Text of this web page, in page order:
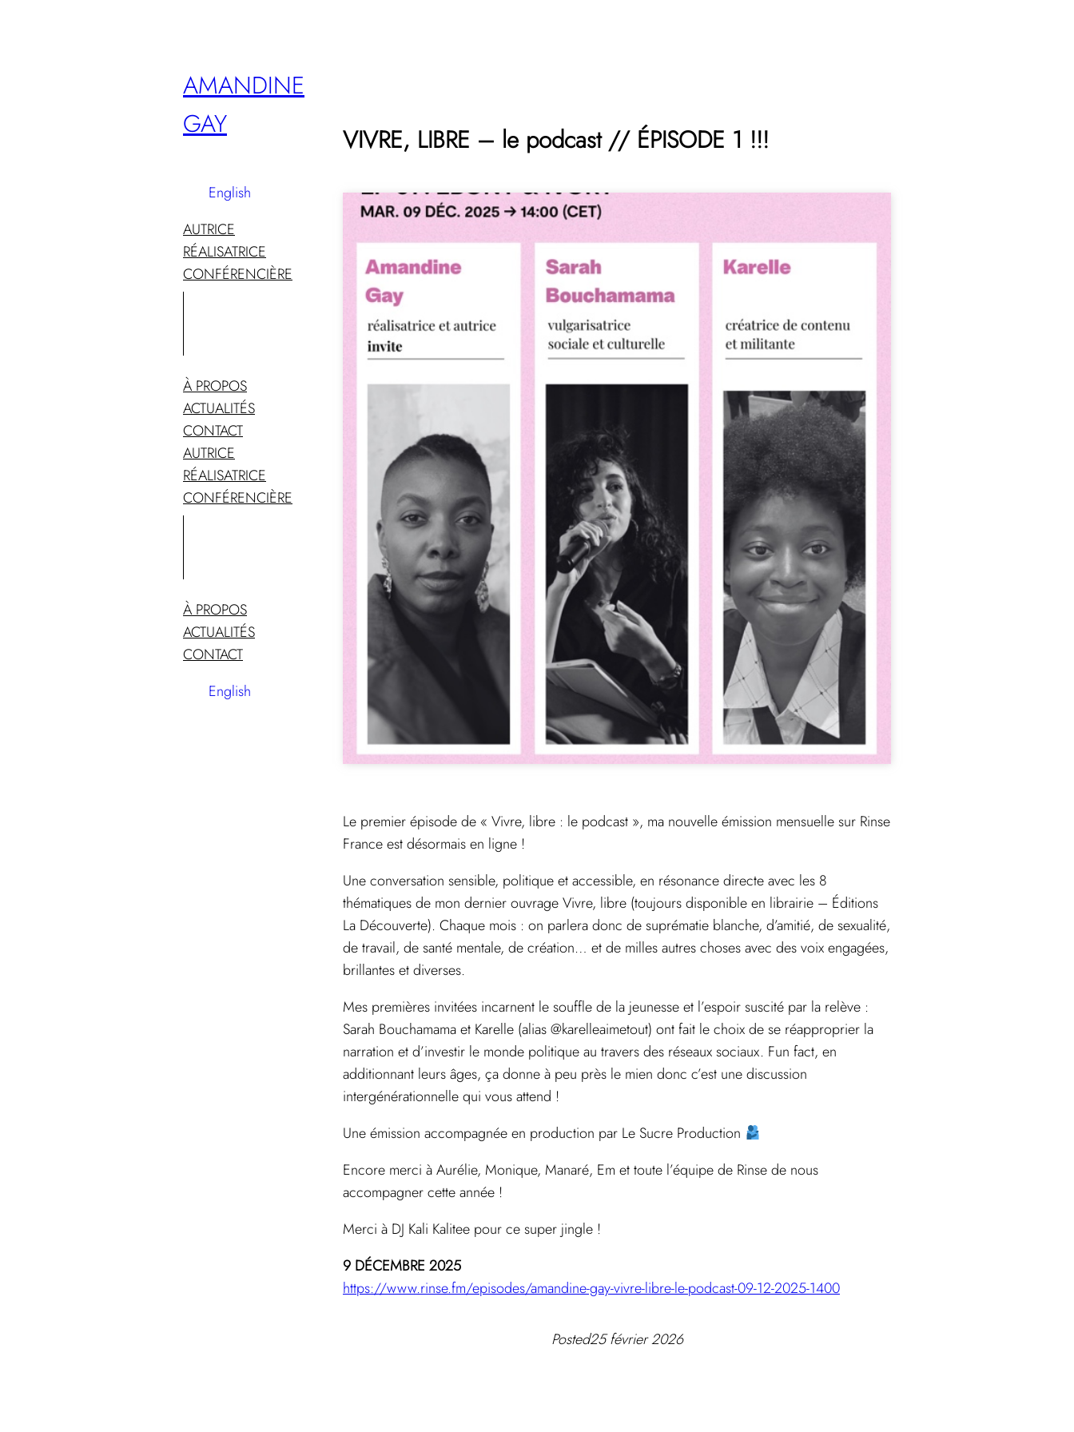
AMANDINE
GAY
English
AUTRICE
RÉALISATRICE
CONFÉRENCIÈRE
À PROPOS
ACTUALITÉS
CONTACT
AUTRICE
RÉALISATRICE
CONFÉRENCIÈRE
À PROPOS
ACTUALITÉS
CONTACT
English
VIVRE, LIBRE – le podcast // ÉPISODE 1 !!!
Le premier épisode de « Vivre, libre : le podcast », ma nouvelle émission mensuelle sur Rinse
France est désormais en ligne !
Une conversation sensible, politique et accessible, en résonance directe avec les 8
thématiques de mon dernier ouvrage Vivre, libre (toujours disponible en librairie – Éditions
La Découverte). Chaque mois : on parlera donc de suprématie blanche, d’amitié, de sexualité,
de travail, de santé mentale, de création… et de milles autres choses avec des voix engagées,
brillantes et diverses.
Mes premières invitées incarnent le souffle de la jeunesse et l’espoir suscité par la relève :
Sarah Bouchamama et Karelle (alias @karelleaimetout) ont fait le choix de se réapproprier la
narration et d’investir le monde politique au travers des réseaux sociaux. Fun fact, en
additionnant leurs âges, ça donne à peu près le mien donc c’est une discussion
intergénérationnelle qui vous attend !
Une émission accompagnée en production par Le Sucre Production
Encore merci à Aurélie, Monique, Manaré, Em et toute l’équipe de Rinse de nous
accompagner cette année !
Merci à DJ Kali Kalitee pour ce super jingle !
9 DÉCEMBRE 2025
https://www.rinse.fm/episodes/amandine-gay-vivre-libre-le-podcast-09-12-2025-1400
Posted25 février 2026